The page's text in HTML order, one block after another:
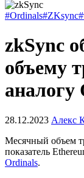
#Ordinals#ZKsync
zkSync
объему
28.12.2023 Алекс
Месячный объем
показатель
Ordinals.